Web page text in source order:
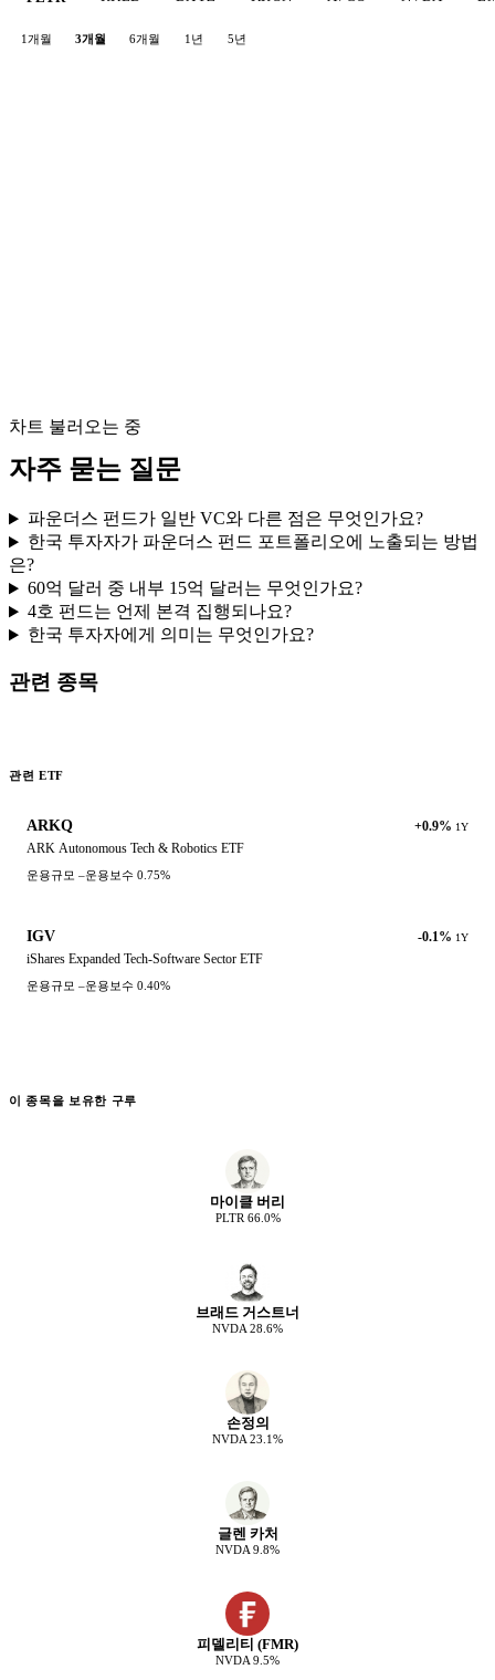
1개월 3개월 6개월 1년 5년
차트 불러오는 중
자주 묻는 질문
파운더스 펀드가 일반 VC와 다른 점은 무엇인가요?
한국 투자자가 파운더스 펀드 포트폴리오에 노출되는 방법
은?
60억 달러 중 내부 15억 달러는 무엇인가요?
4호 펀드는 언제 본격 집행되나요?
한국 투자자에게 의미는 무엇인가요?
관련 종목
관련 ETF
ARKQ +0.9% 1Y
ARK Autonomous Tech & Robotics ETF
운용규모 –운용보수 0.75%
IGV -0.1% 1Y
iShares Expanded Tech-Software Sector ETF
운용규모 –운용보수 0.40%
이 종목을 보유한 구루
마이클 버리
PLTR 66.0%
브래드 거스트너
NVDA 28.6%
손정의
NVDA 23.1%
글렌 카처
NVDA 9.8%
피델리티 (FMR)
NVDA 9.5%